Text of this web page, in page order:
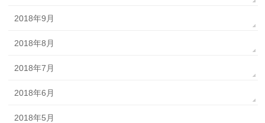
2018年9月
2018年8月
2018年7月
2018年6月
2018年5月